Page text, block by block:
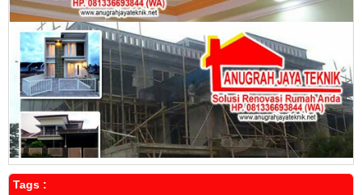
Tags :